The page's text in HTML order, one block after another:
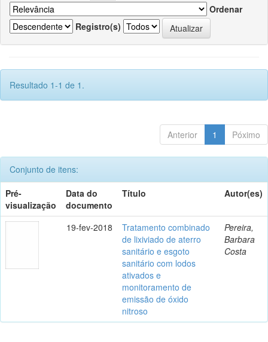
Ordenar
Registro(s)
Resultado 1-1 de 1.
Anterior 1 Póximo
Conjunto de itens:
Pré-
visualização
Data do
documento
Título Autor(es)
19-fev-2018
Tratamento combinado
de lixiviado de aterro
sanitário e esgoto
sanitário com lodos
ativados e
monitoramento de
emissão de óxido
nitroso
Pereira,
Barbara
Costa